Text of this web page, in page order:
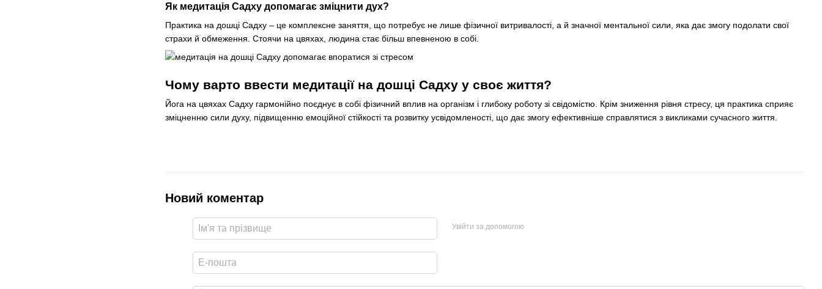
Як медитація Садху допомагає зміцнити дух?
Практика на дошці Садху – це комплексне заняття, що потребує не лише фізичної витривалості, а й значної ментальної сили, яка дає змогу подолати свої
страхи й обмеження. Стоячи на цвяхах, людина стає більш впевненою в собі.
Чому варто ввести медитації на дошці Садху у своє життя?
Йога на цвяхах Садху гармонійно поєднує в собі фізичний вплив на організм і глибоку роботу зі свідомістю. Крім зниження рівня стресу, ця практика сприяє
зміцненню сили духу, підвищенню емоційної стійкості та розвитку усвідомленості, що дає змогу ефективніше справлятися з викликами сучасного життя.
Новий коментар
Увійти за допомогою